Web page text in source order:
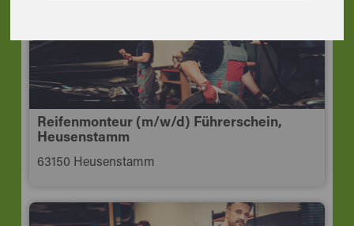
Reifenmonteur (m/w/d) Führerschein,
Heusenstamm
63150 Heusenstamm